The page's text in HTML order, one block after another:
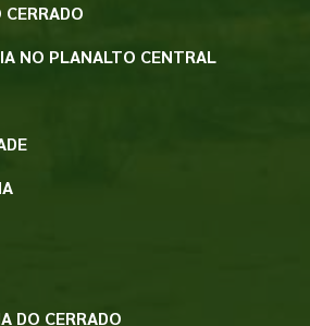
NO PLANALTO CENTRAL
DO CERRADO